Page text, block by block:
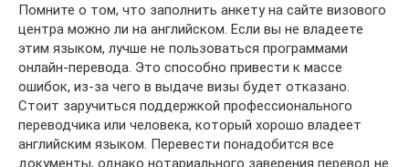
Помните о том, что заполнить анкету на сайте визового
центра можно ли на английском. Если вы не владеете
этим языком, лучше не пользоваться программами
онлайн-перевода. Это способно привести к массе
ошибок, из-за чего в выдаче визы будет отказано.
Стоит заручиться поддержкой профессионального
переводчика или человека, который хорошо владеет
английским языком. Перевести понадобится все
документы, однако нотариального заверения перевод не